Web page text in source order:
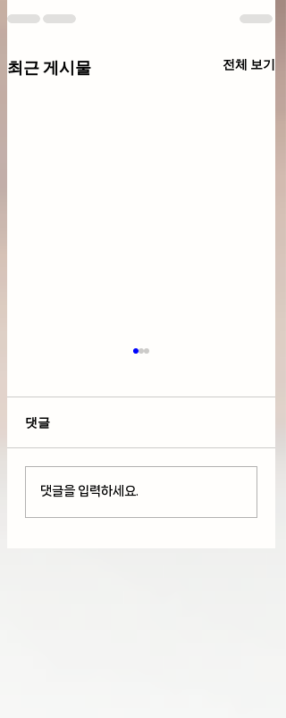
최근 게시물 전체 보기
호르뮤즈 해협 긴장 국제
댓글
댓글을 입력하세요.